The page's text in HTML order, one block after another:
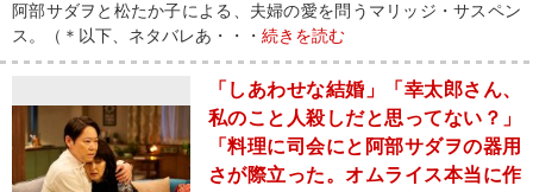
阿部サダヲと松たか子による、夫婦の愛を問うマリッジ・サスペン
ス。（＊以下、ネタバレあ・・・ 続きを読む
「しあわせな結婚」「幸太郎さん、
私のこと人殺しだと思ってない？」
「料理に司会にと阿部サダヲの器用
さが際立った。オムライス本当に作